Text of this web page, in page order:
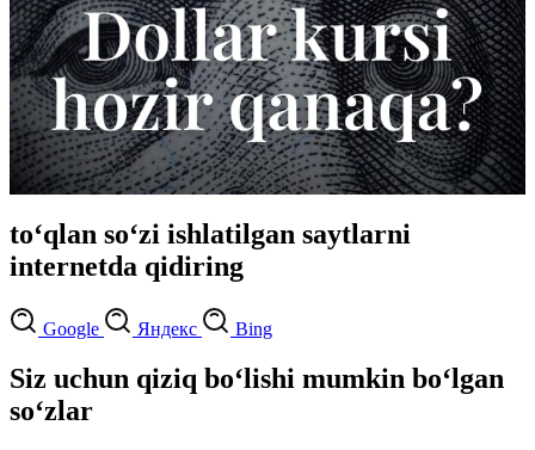
to‘qlan so‘zi ishlatilgan saytlarni
internetda qidiring
Google Яндекс Bing
Siz uchun qiziq bo‘lishi mumkin bo‘lgan
so‘zlar